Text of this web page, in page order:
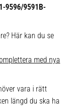
9596/9591B-
Här kan du se
med nya
vara i rätt
längd du ska ha